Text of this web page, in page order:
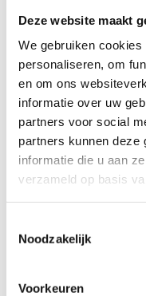
Deze website maakt
We gebruiken
personaliseren, om
en om ons
informatie over uw
partners voor social
partners kunnen deze
informatie die u aan
verzameld op basis
Noodzakelijk
Voorkeuren
Startplaatsen
Gemeentepark